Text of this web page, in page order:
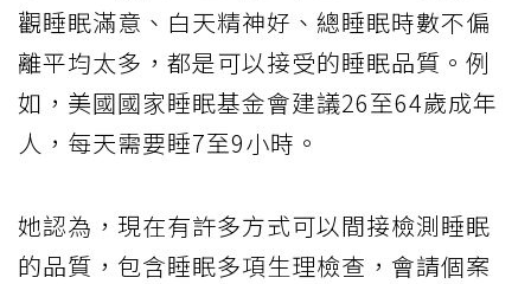
觀睡眠滿意、白天精神好、總睡眠時數不偏
離平均太多，都是可以接受的睡眠品質。例
如，美國國家睡眠基金會建議26至64歲成年
人，每天需要睡7至9小時。
她認為，現在有許多方式可以間接檢測睡眠
的品質，包含睡眠多項生理檢查，會請個案